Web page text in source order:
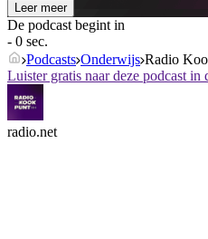
Leer meer
De podcast begint in
- 0 sec.
Podcasts Onderwijs Radio
Luister gratis naar deze podcast in
radio.net